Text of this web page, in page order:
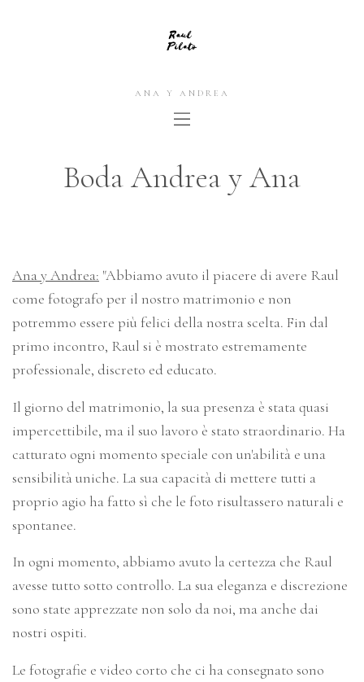
ANA Y ANDREA
Boda Andrea y Ana
Ana y Andrea: "Abbiamo avuto il piacere di avere Raul
come fotografo per il nostro matrimonio e non
potremmo essere più felici della nostra scelta. Fin dal
primo incontro, Raul si è mostrato estremamente
professionale, discreto ed educato.
Il giorno del matrimonio, la sua presenza è stata quasi
impercettibile, ma il suo lavoro è stato straordinario. Ha
catturato ogni momento speciale con un'abilità e una
sensibilità uniche. La sua capacità di mettere tutti a
proprio agio ha fatto sì che le foto risultassero naturali e
spontanee.
In ogni momento, abbiamo avuto la certezza che Raul
avesse tutto sotto controllo. La sua eleganza e discrezione
sono state apprezzate non solo da noi, ma anche dai
nostri ospiti.
Le fotografie e video corto che ci ha consegnato sono